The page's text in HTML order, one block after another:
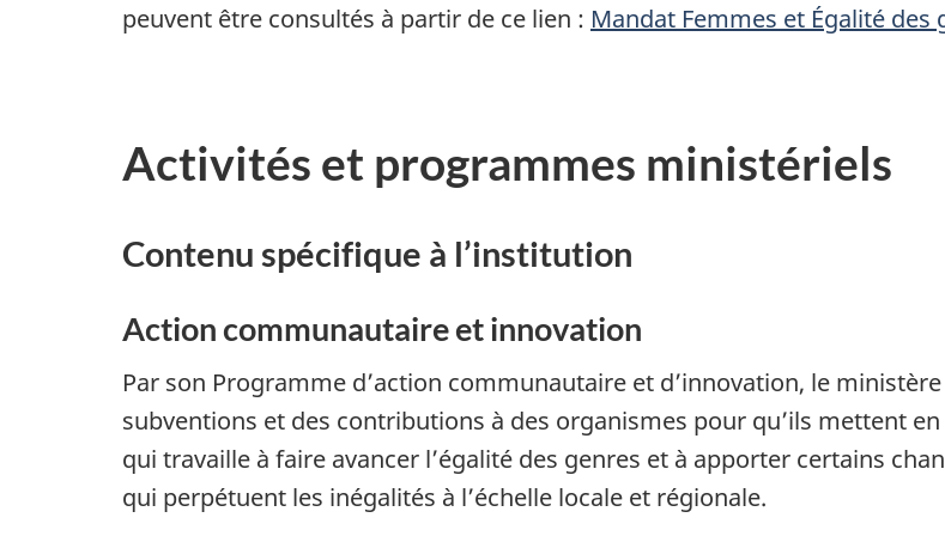
peuvent être consultés à partir de ce lien : Mandat Femmes et Égalité des
Activités et programmes ministériels
Contenu spécifique à l’institution
Action communautaire et innovation
Par son Programme d’action communautaire et d’innovation, le
subventions et des contributions à des organismes pour qu’ils mettent
qui travaille à faire avancer l’égalité des genres et à apporter certains
qui perpétuent les inégalités à l’échelle locale et régionale.